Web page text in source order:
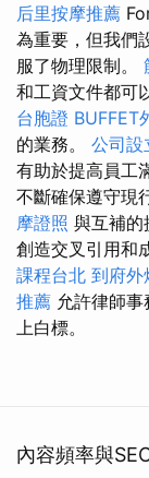
后里按摩推薦
為重要，但我們
服了物理限制。
和工資文件都可
台胞證 BUFFET
的業務。 公司設
有助於提高員工
不斷確保遵守現
摩證照 與互補的
創造交叉引用和
課程台北 到府外
推薦 允許律師
上白標。
內容頻率與